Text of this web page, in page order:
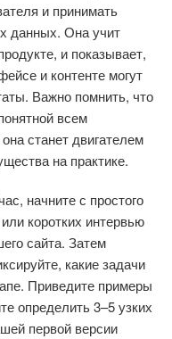
и принимать
данных. Она учит
и показывает,
и контенте могут
Важно помнить, что
всем
станет двигателем
на практике.
начните с простого
коротких интервью
сайта. Затем
какие задачи
Приведите примеры
определить 3–5 узких
первой версии